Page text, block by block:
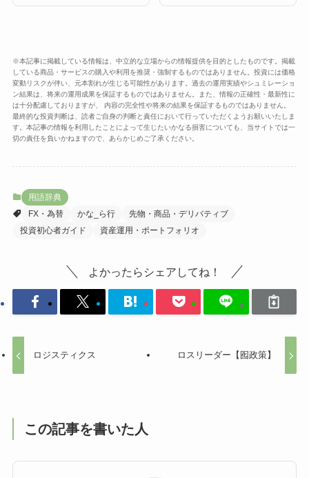
※本記事に掲載している情報は、中立的な立場からの情報提供を目的としたものです。掲載
している商品・サービスの購入や利用を推奨・強制するものではありません。投資には価格
変動リスクが伴い、元本割れが生じる可能性があります。過去の運用実績やシュミレーショ
ン結果は、将来の運用成果を保証するものではありません。また、情報の正確性・最新性に
は十分配慮しておりますが、 内容の完全性や将来の結果を保証するものではありません。
最終的な投資判断は、読者ご自身の判断と責任において行っていただくようお願いいたしま
す。本記事の情報を利用したことによって生じたいかなる損害についても、当サイトでは一
切の責任を負いかねますので、あらかじめご了承ください。
用語辞典
FX・為替
かな_ら行
先物・商品・デリバティブ
投資初心者ガイド
資産運用・ポートフォリオ
よかったらシェアしてね！
ロジスティクス ロスリーダー【囮政策】
この記事を書いた人